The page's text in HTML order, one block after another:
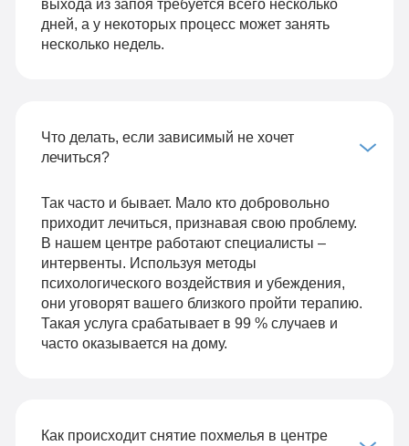
выхода из запоя требуется всего несколько
дней, а у некоторых процесс может занять
несколько недель.
Что делать, если зависимый не хочет
лечиться?
Так часто и бывает. Мало кто добровольно
приходит лечиться, признавая свою проблему.
В нашем центре работают специалисты –
интервенты. Используя методы
психологического воздействия и убеждения,
они уговорят вашего близкого пройти терапию.
Такая услуга срабатывает в 99 % случаев и
часто оказывается на дому.
Как происходит снятие похмелья в центре